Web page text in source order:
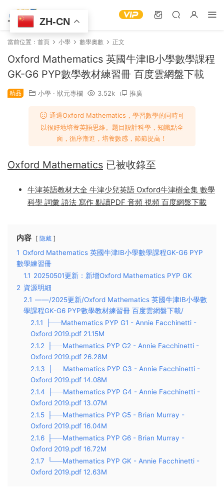
當前位置： 首頁 小學 數學奧數 正文
Oxford Mathematics 英國牛津IB小學數學課程
GK-G6 PYP數學教材練習冊 百度雲網盤下載
精品 小學 · 狀元專欄 3.52k 推廣
通過Oxford Mathematics，學習數學的同時可
以很好地培養英語思維。題目設計科學，知識點全
面，循序漸進，培養數感，節節提高！
Oxford Mathematics 已被收錄至
牛津英語教材大全 牛津少兒英語 Oxford牛津樹全集 數學
科學 詞彙 語法 寫作 點讀PDF 音頻 視頻 百度網盤下載
内容 隐藏
1 Oxford Mathematics 英國牛津IB小學數學課程GK-G6 PYP
數學練習冊
1.1 20250501更新：新增Oxford Mathematics PYP GK
2 資源明細
2.1 ——/2025更新/Oxford Mathematics 英國牛津IB小學數
學課程GK-G6 PYP數學教材練習冊 百度雲網盤下載/
2.1.1
├──Mathematics PYP G1 - Annie Facchinetti -
Oxford 2019.pdf 21.15M
2.1.2
├──Mathematics PYP G2 - Annie Facchinetti -
Oxford 2019.pdf 26.28M
2.1.3
├──Mathematics PYP G3 - Annie Facchinetti -
Oxford 2019.pdf 14.08M
2.1.4
├──Mathematics PYP G4 - Annie Facchinetti -
Oxford 2019.pdf 13.07M
2.1.5
├──Mathematics PYP G5 - Brian Murray -
Oxford 2019.pdf 16.04M
2.1.6
├──Mathematics PYP G6 - Brian Murray -
Oxford 2019.pdf 16.72M
2.1.7
└──Mathematics PYP GK - Annie Facchinetti -
Oxford 2019.pdf 12.63M
ZH-CN